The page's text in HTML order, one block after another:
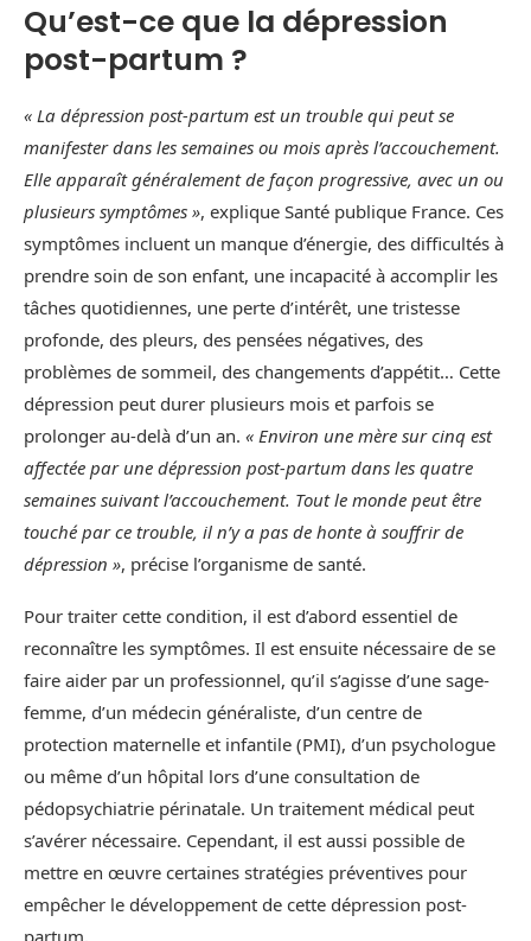
Qu’est-ce que la dépression
post-partum ?
« La dépression post-partum est un trouble qui peut se
manifester dans les semaines ou mois après l’accouchement.
Elle apparaît généralement de façon progressive, avec un ou
plusieurs symptômes », explique Santé publique France. Ces
symptômes incluent un manque d’énergie, des difficultés à
prendre soin de son enfant, une incapacité à accomplir les
tâches quotidiennes, une perte d’intérêt, une tristesse
profonde, des pleurs, des pensées négatives, des
problèmes de sommeil, des changements d’appétit… Cette
dépression peut durer plusieurs mois et parfois se
prolonger au-delà d’un an. « Environ une mère sur cinq est
affectée par une dépression post-partum dans les quatre
semaines suivant l’accouchement. Tout le monde peut être
touché par ce trouble, il n’y a pas de honte à souffrir de
dépression », précise l’organisme de santé.
Pour traiter cette condition, il est d’abord essentiel de
reconnaître les symptômes. Il est ensuite nécessaire de se
faire aider par un professionnel, qu’il s’agisse d’une sage-
femme, d’un médecin généraliste, d’un centre de
protection maternelle et infantile (PMI), d’un psychologue
ou même d’un hôpital lors d’une consultation de
pédopsychiatrie périnatale. Un traitement médical peut
s’avérer nécessaire. Cependant, il est aussi possible de
mettre en œuvre certaines stratégies préventives pour
empêcher le développement de cette dépression post-
partum.